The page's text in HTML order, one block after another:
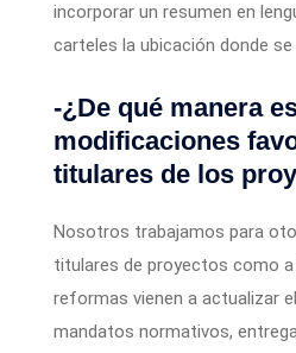
incorporar un resumen en
carteles la ubicación donde
-¿De qué manera
modificaciones
titulares de los
Nosotros trabajamos para
titulares de proyectos como a
reformas vienen a actualizar
mandatos normativos,